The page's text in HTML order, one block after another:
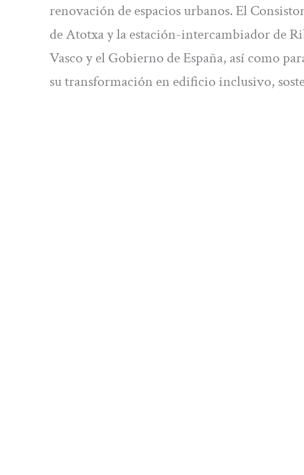
renovación de espacios urbanos. El
de Atotxa y la estación-intercambiador de
Vasco y el Gobierno de España, así como
su transformación en edificio inclusivo,